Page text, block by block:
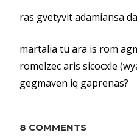
ras gvetyvit adamiansa
martalia tu ara is rom
romelzec aris sicocxle
gegmaven iq gaprenas?
2012
8 COMMENTS